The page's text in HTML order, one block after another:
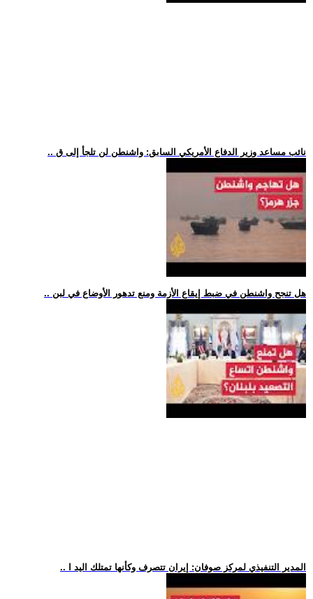
.. نائب مساعد وزير الدفاع الأمريكي السابق: واشنطن لن تلجأ إلى ق
.. هل تنجح واشنطن في ضبط إيقاع الأزمة ومنع تدهور الأوضاع في لبن
.. المدير التنفيذي لمركز صوفان: إيران تتصرف وكأنها تمتلك اليد ا